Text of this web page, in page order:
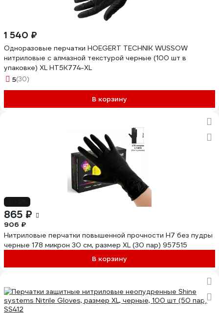
1 540 ₽
Одноразовые перчатки HOEGERT TECHNIK WUSSOW
нитриловые с алмазной текстурой черные (100 шт в
упаковке) XL HT5K774-XL
5(30)
В корзину
865 ₽
906 ₽
Нитриловые перчатки повышенной прочности H7 без пудры
черные 178 микрон 30 см, размер XL (30 пар) 957515
В корзину